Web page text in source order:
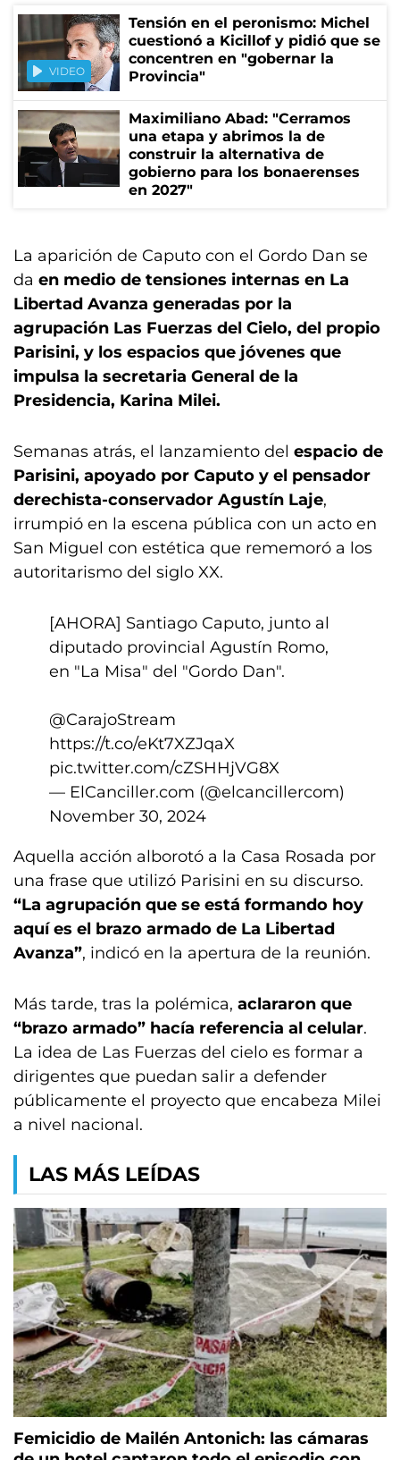
VIDEO
Tensión en el peronismo: Michel
cuestionó a Kicillof y pidió que se
concentren en "gobernar la
Provincia"
Maximiliano Abad: "Cerramos
una etapa y abrimos la de
construir la alternativa de
gobierno para los bonaerenses
en 2027"
La aparición de Caputo con el Gordo Dan se
da en medio de tensiones internas en La
Libertad Avanza generadas por la
agrupación Las Fuerzas del Cielo, del propio
Parisini, y los espacios que jóvenes que
impulsa la secretaria General de la
Presidencia, Karina Milei.
Semanas atrás, el lanzamiento del espacio de
Parisini, apoyado por Caputo y el pensador
derechista-conservador Agustín Laje,
irrumpió en la escena pública con un acto en
San Miguel con estética que rememoró a los
autoritarismo del siglo XX.
[AHORA] Santiago Caputo, junto al
diputado provincial Agustín Romo,
en "La Misa" del "Gordo Dan".
@CarajoStream
https://t.co/eKt7XZJqaX
pic.twitter.com/cZSHHjVG8X
— ElCanciller.com (@elcancillercom)
November 30, 2024
Aquella acción alborotó a la Casa Rosada por
una frase que utilizó Parisini en su discurso.
“La agrupación que se está formando hoy
aquí es el brazo armado de La Libertad
Avanza”, indicó en la apertura de la reunión.
Más tarde, tras la polémica, aclararon que
“brazo armado” hacía referencia al celular.
La idea de Las Fuerzas del cielo es formar a
dirigentes que puedan salir a defender
públicamente el proyecto que encabeza Milei
a nivel nacional.
LAS MÁS LEÍDAS
Femicidio de Mailén Antonich: las cámaras